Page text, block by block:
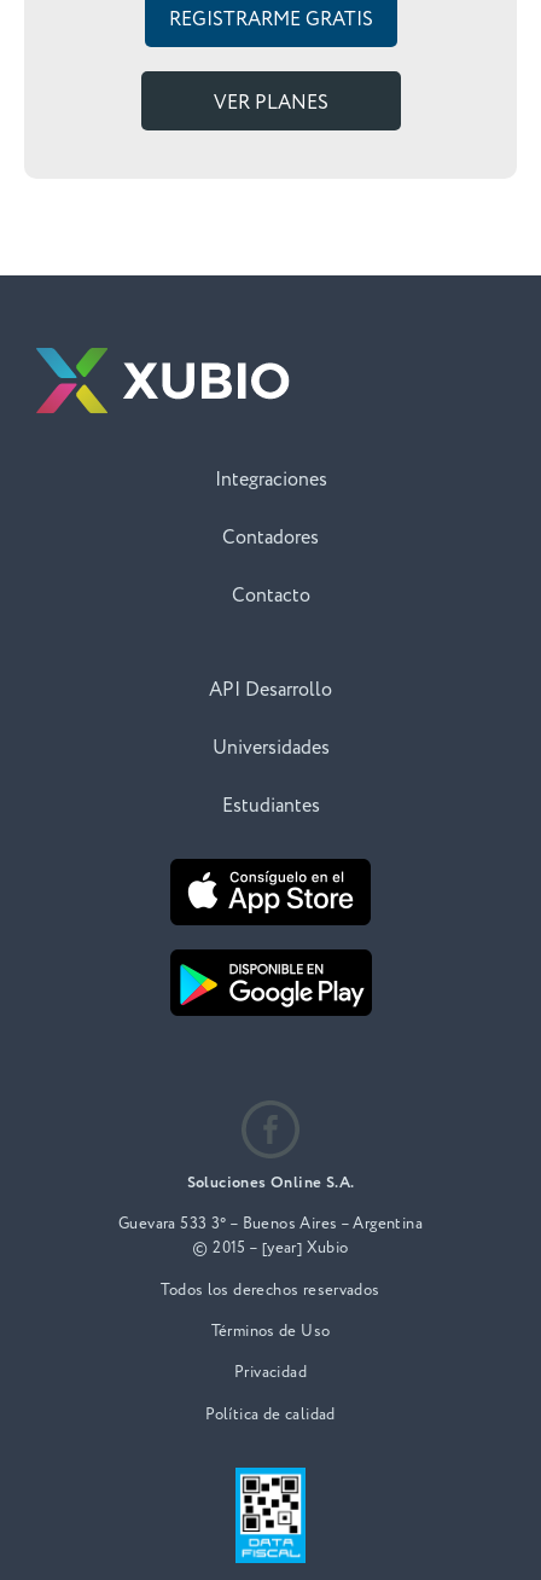
REGISTRARME GRATIS
VER PLANES
Integraciones
Contadores
Contacto
API Desarrollo
Universidades
Estudiantes
Soluciones Online S.A.
Guevara 533 3° – Buenos Aires – Argentina
© 2015 – [year] Xubio
Todos los derechos reservados
Términos de Uso
Privacidad
Política de calidad